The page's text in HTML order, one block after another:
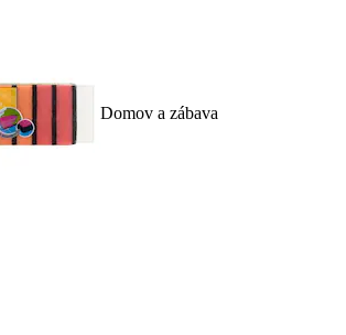
Domov a zábava